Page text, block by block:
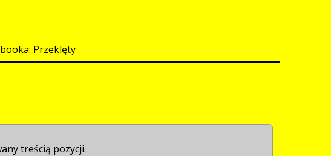
Przeklęty
treścią pozycji.